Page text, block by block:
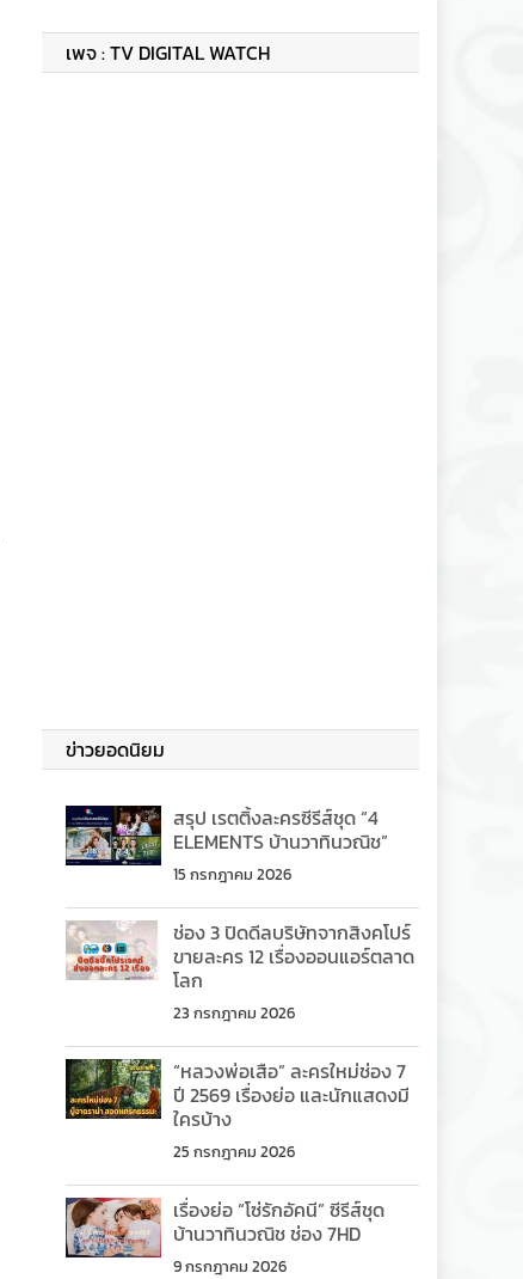
เพจ : TV DIGITAL WATCH
ข่าวยอดนิยม
สรุป เรตติ้งละครซีรีส์ชุด “4
ELEMENTS บ้านวาทินวณิช”
15 กรกฎาคม 2026
ช่อง 3 ปิดดีลบริษัทจากสิงคโปร์
ขายละคร 12 เรื่องออนแอร์ตลาด
โลก
23 กรกฎาคม 2026
“หลวงพ่อเสือ” ละครใหม่ช่อง 7
ปี 2569 เรื่องย่อ และนักแสดงมี
ใครบ้าง
25 กรกฎาคม 2026
เรื่องย่อ “โซ่รักอัคนี” ซีรีส์ชุด
บ้านวาทินวณิช ช่อง 7HD
9 กรกฎาคม 2026